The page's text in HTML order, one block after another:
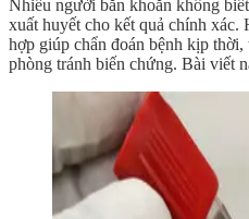
Nhiều người băn khoăn không
xuất huyết cho kết quả chính
hợp giúp chẩn đoán bệnh kịp
phòng tránh biến chứng. Bài viết